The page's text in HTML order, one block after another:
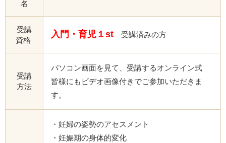
名
受講
資格
入門・育児１st 受講済みの方
受講
方法
パソコン画面を見て、受講するオンライン式
皆様にもビデオ画像付きでご参加いただきま
す。
・妊婦の姿勢のアセスメント
・妊娠期の身体的変化